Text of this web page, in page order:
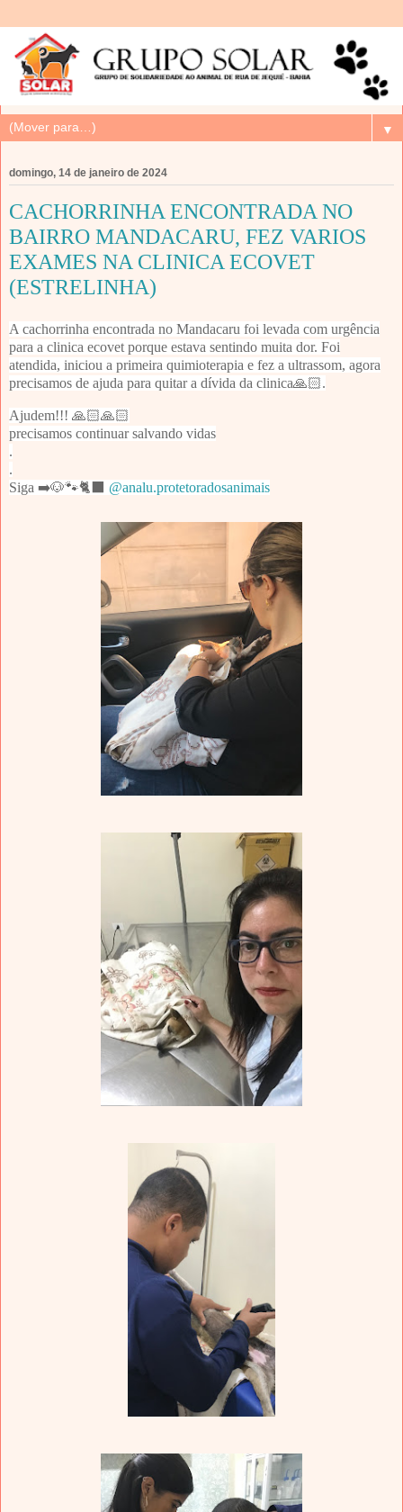
▼
domingo, 14 de janeiro de 2024
CACHORRINHA ENCONTRADA NO
BAIRRO MANDACARU, FEZ VARIOS
EXAMES NA CLINICA ECOVET
(ESTRELINHA)
A cachorrinha encontrada no Mandacaru foi levada com urgência
para a clinica ecovet porque estava sentindo muita dor. Foi
atendida, iniciou a primeira quimioterapia e fez a ultrassom, agora
precisamos de ajuda para quitar a dívida da clinica🙏🏻.
Ajudem!!! 🙏🏻🙏🏻
precisamos continuar salvando vidas
.
.
Siga ➡️🐶🐾🐈‍⬛ @analu.protetoradosanimais